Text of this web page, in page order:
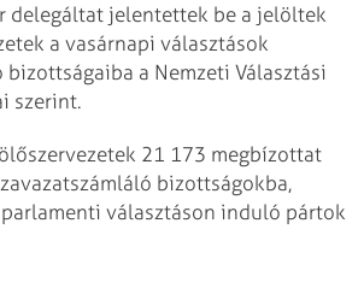
delegáltat jelentettek be a jelöltek
a vasárnapi választások
bizottságaiba a Nemzeti Választási
szerint.
21 173 megbízottat
bizottságokba,
választáson induló pártok